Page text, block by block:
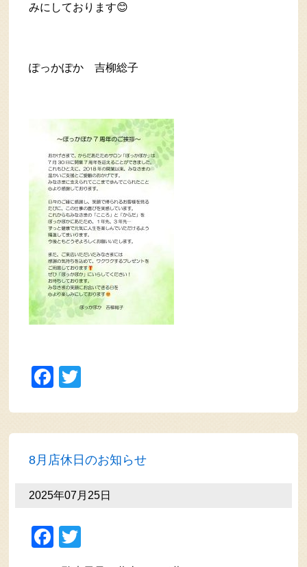
みにしております😊
ぽっかぽか 吉柳総子
Facebook
8月店休日のお知らせ
2025年07月25日
Facebook